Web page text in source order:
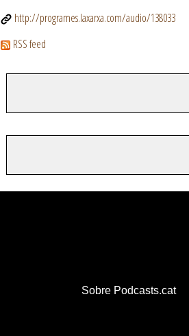
http://programes.laxarxa.com/audio/138033
RSS feed
Sobre Podcasts.cat